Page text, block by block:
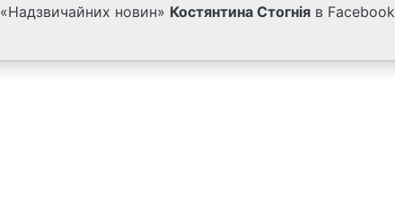
«Надзвичайних новин» Костянтина Стогнія в Facebook